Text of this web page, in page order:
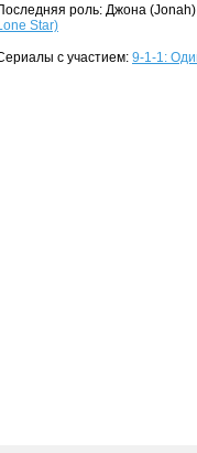
роль: Джона
Star)
с участием: 9-1-1: